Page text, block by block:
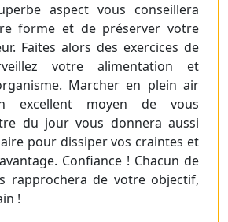
aspect vous conseillera
forme et de préserver votre
Faites alors des exercices de
votre alimentation et
Marcher en plein air
excellent moyen de vous
du jour vous donnera aussi
pour dissiper vos craintes et
Confiance ! Chacun de
rapprochera de votre objectif,
!